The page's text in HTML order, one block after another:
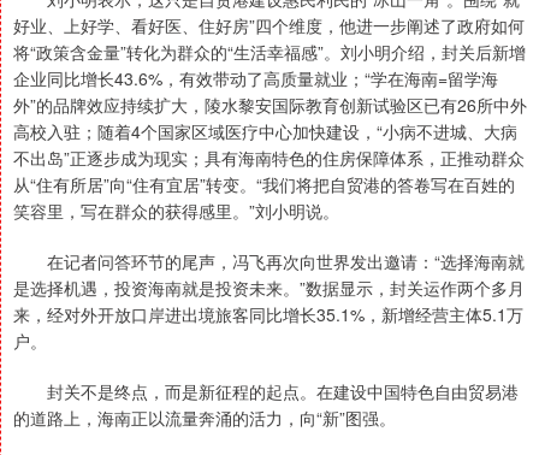
好业、上好学、看好医、住好房”四个维度，他进一步阐述了政府如何
将“政策含金量”转化为群众的“生活幸福感”。刘小明介绍，封关后新增
企业同比增长43.6%，有效带动了高质量就业；“学在海南=留学海
外”的品牌效应持续扩大，陵水黎安国际教育创新试验区已有26所中外
高校入驻；随着4个国家区域医疗中心加快建设，“小病不进城、大病
不出岛”正逐步成为现实；具有海南特色的住房保障体系，正推动群众
从“住有所居”向“住有宜居”转变。“我们将把自贸港的答卷写在百姓的
笑容里，写在群众的获得感里。”刘小明说。
在记者问答环节的尾声，冯飞再次向世界发出邀请：“选择海南就
是选择机遇，投资海南就是投资未来。”数据显示，封关运作两个多月
来，经对外开放口岸进出境旅客同比增长35.1%，新增经营主体5.1万
户。
封关不是终点，而是新征程的起点。在建设中国特色自由贸易港
的道路上，海南正以流量奔涌的活力，向“新”图强。